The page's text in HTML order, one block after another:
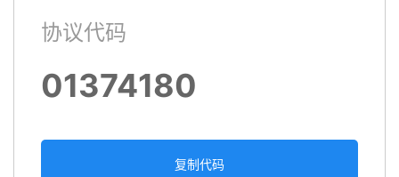
协议代码
01374180
复制代码